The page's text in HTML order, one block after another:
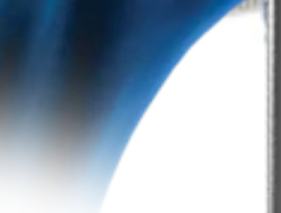
Univers™ II